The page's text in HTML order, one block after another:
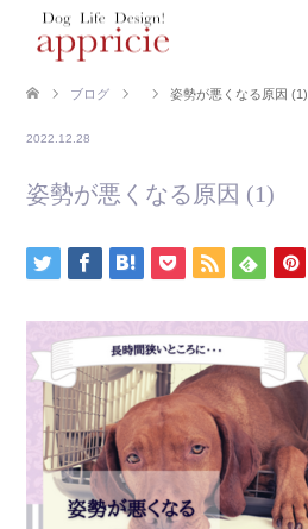
ブログ 姿勢が悪くなる原因 (1)
2022.12.28
姿勢が悪くなる原因 (1)